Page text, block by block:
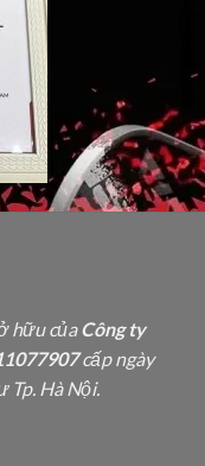
hữu củaCông ty
cấp ngày
Hà Nội.